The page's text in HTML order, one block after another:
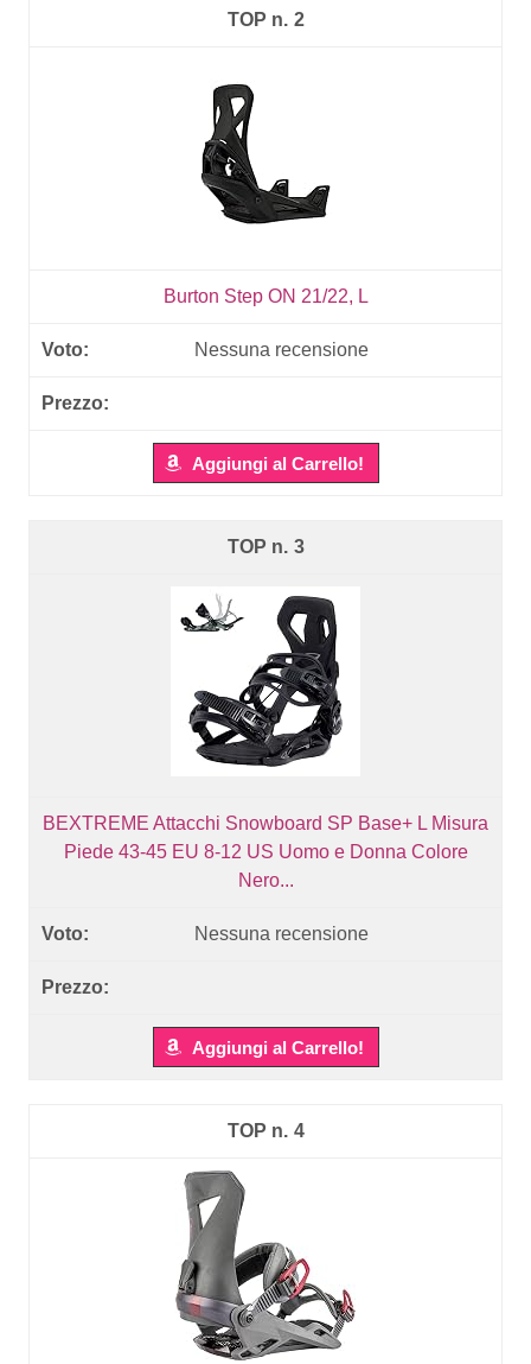
2
Burton Step ON 21/22, L
Nessuna recensione
Aggiungi al Carrello!
3
BEXTREME Attacchi Snowboard SP Base+ L Misura
Piede 43-45 EU 8-12 US Uomo e Donna Colore
Nero...
Nessuna recensione
Aggiungi al Carrello!
4